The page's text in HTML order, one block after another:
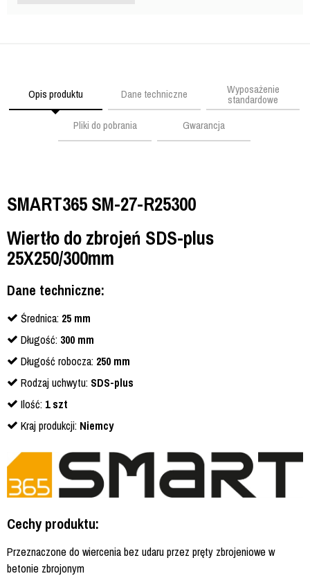
Opis produktu Dane techniczne Wyposażenie
standardowe
Pliki do pobrania
Gwarancja
SMART365 SM-27-R25300
Wiertło do zbrojeń SDS-plus
25X250/300mm
Dane techniczne:
Średnica: 25 mm
Długość: 300 mm
Długość robocza: 250 mm
Rodzaj uchwytu: SDS-plus
Ilość: 1 szt
Kraj produkcji: Niemcy
Cechy produktu:
Przeznaczone do wiercenia bez udaru przez pręty zbrojeniowe w
betonie zbrojonym